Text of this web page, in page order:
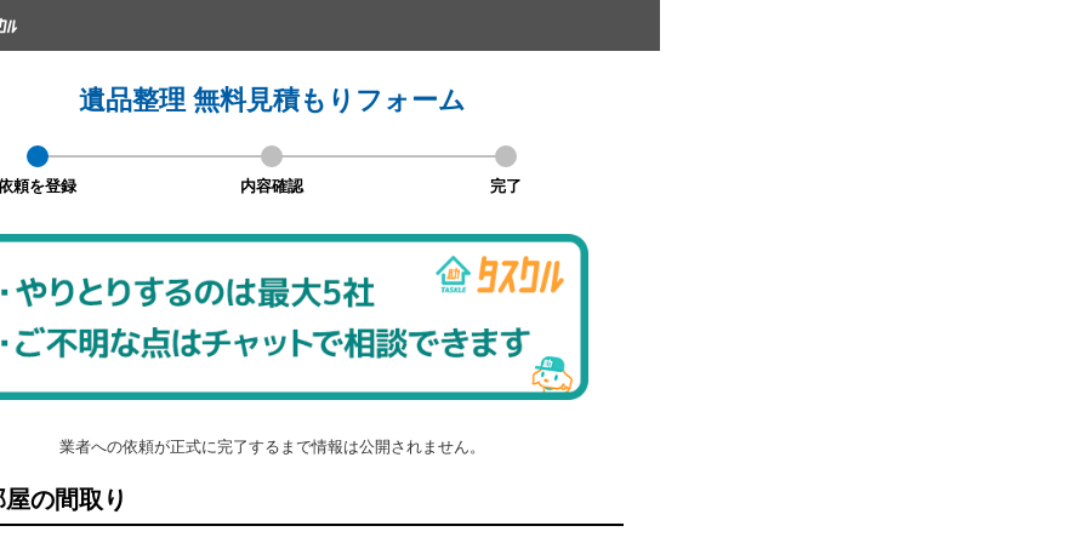
遺品整理 無料見積もりフォーム
頼を登録 内容確認 完了
業者への依頼が正式に完了するまで情報は公開されません。
の間取り